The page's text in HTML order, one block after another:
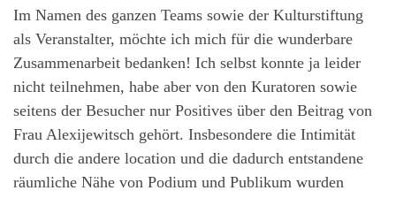
Im Namen des ganzen Teams sowie der Kulturstiftung
als Veranstalter, möchte ich mich für die wunderbare
Zusammenarbeit bedanken! Ich selbst konnte ja leider
nicht teilnehmen, habe aber von den Kuratoren sowie
seitens der Besucher nur Positives über den Beitrag von
Frau Alexijewitsch gehört. Insbesondere die Intimität
durch die andere location und die dadurch entstandene
räumliche Nähe von Podium und Publikum wurden